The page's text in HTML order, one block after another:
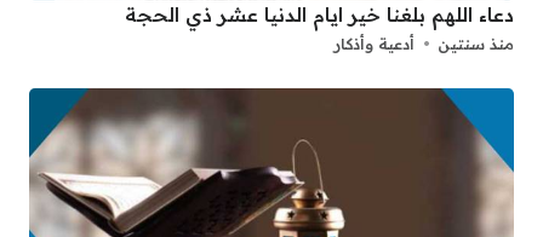
دعاء اللهم بلغنا خير ايام الدنيا عشر ذي الحجة
منذ سنتين أدعية وأذكار